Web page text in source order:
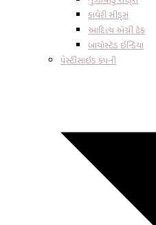
કાવેરી સીડ્સ
આદિત્ય એગ્રી ટેક
બાયોસ્ટેડ ઇન્ડિયા
પેસ્ટીસાઇડ કંપની